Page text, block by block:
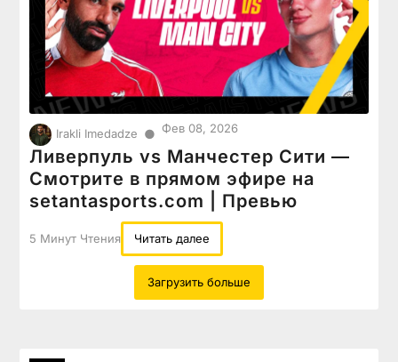
Irakli Imedadze ● Фев 08, 2026
Ливерпуль vs Манчестер Сити —
Смотрите в прямом эфире на
setantasports.com | Превью
5 Минут Чтения Читать далее
Загрузить больше